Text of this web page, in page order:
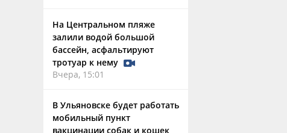
На Центральном пляже
залили водой большой
бассейн, асфальтируют
тротуар к нему
Вчера, 15:01
В Ульяновске будет работать
мобильный пункт
вакцинации собак и кошек